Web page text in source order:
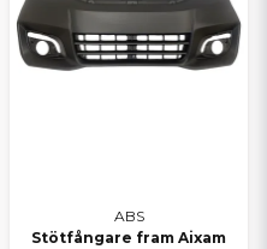
ABS
Stötfångare fram Aixam